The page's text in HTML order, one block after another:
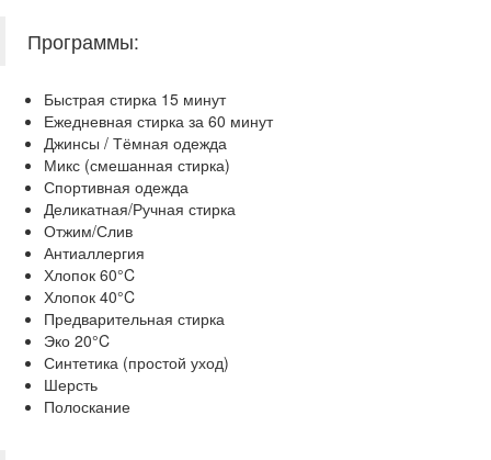
Программы:
Быстрая стирка 15 минут
Ежедневная стирка за 60 минут
Джинсы / Тёмная одежда
Микс (смешанная стирка)
Спортивная одежда
Деликатная/Ручная стирка
Отжим/Слив
Антиаллергия
Хлопок 60°C
Хлопок 40°C
Предварительная стирка
Эко 20°C
Синтетика (простой уход)
Шерсть
Полоскание